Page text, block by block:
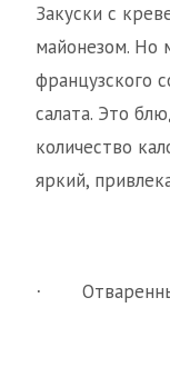
Закуски с
майонезом. Но
французского
салата. Это
количество
яркий,
·